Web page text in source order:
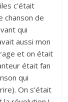
c’était
chanson de
qui
aussi mon
et on était
était fan
qui
On s’était